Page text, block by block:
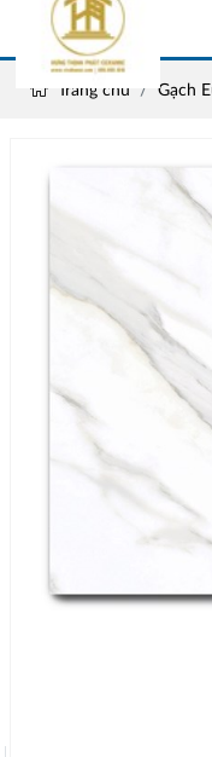
Trang chủ Gạch